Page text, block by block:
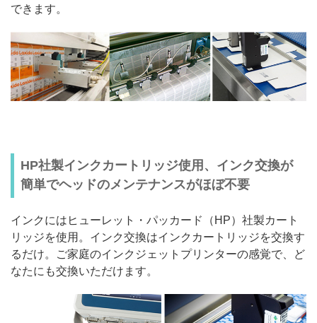
できます。
HP社製インクカートリッジ使用、インク交換が
簡単でヘッドのメンテナンスがほぼ不要
インクにはヒューレット・パッカード（HP）社製カート
リッジを使用。インク交換はインクカートリッジを交換す
るだけ。ご家庭のインクジェットプリンターの感覚で、ど
なたにも交換いただけます。